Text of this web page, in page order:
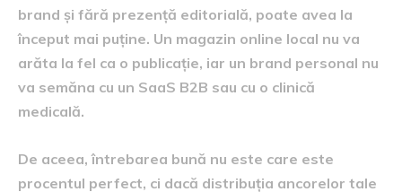
brand și fără prezență editorială, poate avea la
început mai puține. Un magazin online local nu va
arăta la fel ca o publicație, iar un brand personal nu
va semăna cu un SaaS B2B sau cu o clinică
medicală.
De aceea, întrebarea bună nu este care este
procentul perfect, ci dacă distribuția ancorelor tale